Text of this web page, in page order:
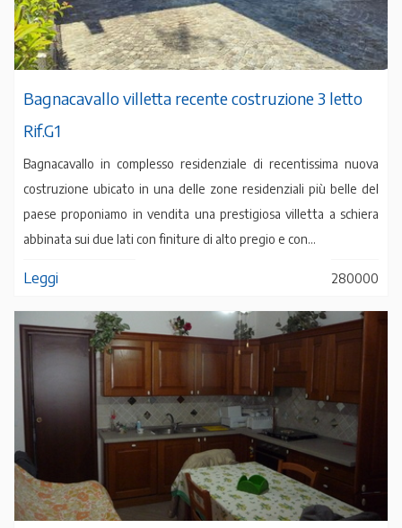
Bagnacavallo villetta recente costruzione 3 letto
Rif.G1
Bagnacavallo in complesso residenziale di recentissima nuova
costruzione ubicato in una delle zone residenziali più belle del
paese proponiamo in vendita una prestigiosa villetta a schiera
abbinata sui due lati con finiture di alto pregio e con...
280000
Leggi